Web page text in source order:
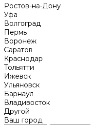
Ростов-на-Дону
Уфа
Волгоград
Пермь
Воронеж
Саратов
Краснодар
Тольятти
Ижевск
Ульяновск
Барнаул
Владивосток
Другой
Ваш город